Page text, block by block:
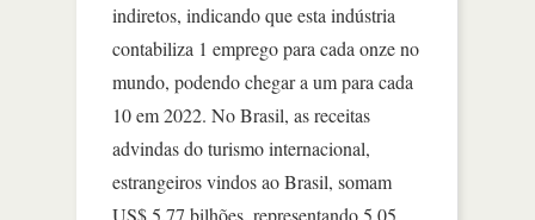
indiretos, indicando que esta indústria
contabiliza 1 emprego para cada onze no
mundo, podendo chegar a um para cada
10 em 2022. No Brasil, as receitas
advindas do turismo internacional,
estrangeiros vindos ao Brasil, somam
US$ 5,77 bilhões, representando 5,05